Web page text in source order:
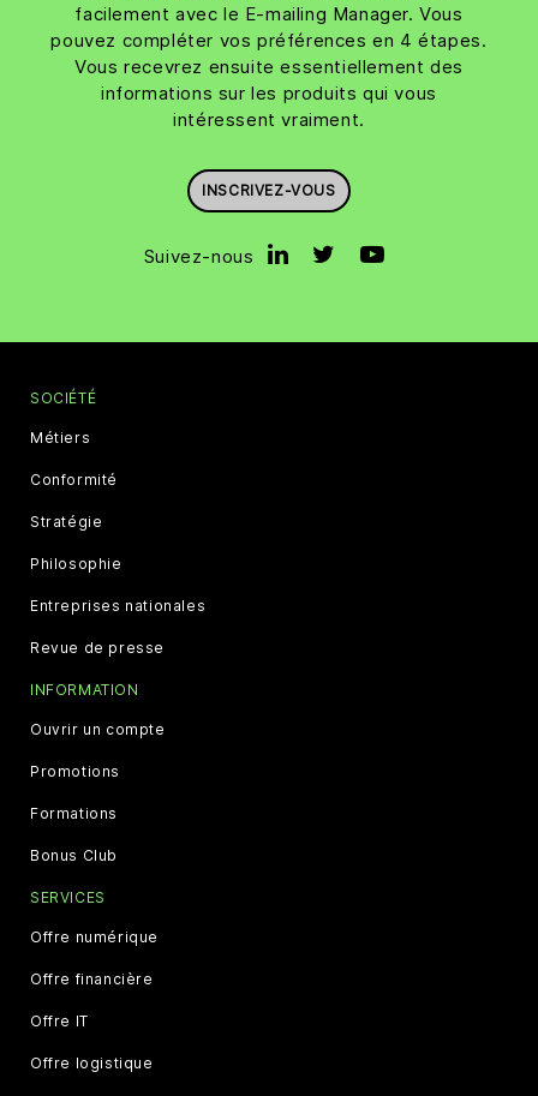
facilement avec le E-mailing Manager. Vous
pouvez compléter vos préférences en 4 étapes.
Vous recevrez ensuite essentiellement des
informations sur les produits qui vous
intéressent vraiment.
INSCRIVEZ-VOUS
Suivez-nous
SOCIÉTÉ
Métiers
Conformité
Stratégie
Philosophie
Entreprises nationales
Revue de presse
INFORMATION
Ouvrir un compte
Promotions
Formations
Bonus Club
SERVICES
Offre numérique
Offre financière
Offre IT
Offre logistique